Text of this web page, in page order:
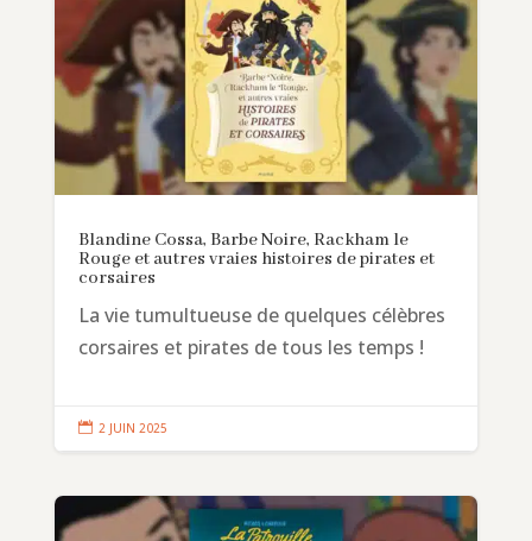
Blandine Cossa, Barbe Noire, Rackham le
Rouge et autres vraies histoires de pirates et
corsaires
La vie tumultueuse de quelques célèbres
corsaires et pirates de tous les temps !
 2 JUIN 2025